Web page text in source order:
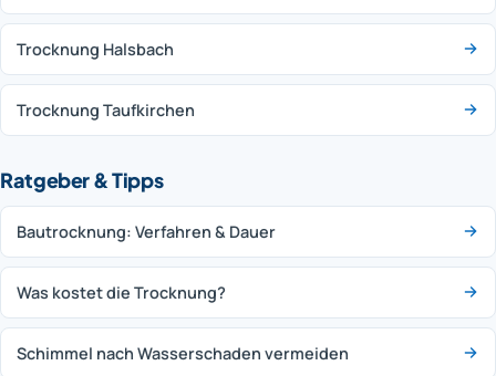
Trocknung Halsbach
Trocknung Taufkirchen
Ratgeber & Tipps
Bautrocknung: Verfahren & Dauer
Was kostet die Trocknung?
Schimmel nach Wasserschaden vermeiden